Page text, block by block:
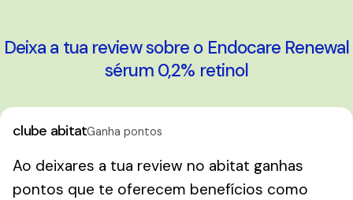
Deixa a tua review sobre o Endocare Renewal
sérum 0,2% retinol
clube abitatGanha pontos
Ao deixares a tua review no abitat ganhas
pontos que te oferecem benefícios como